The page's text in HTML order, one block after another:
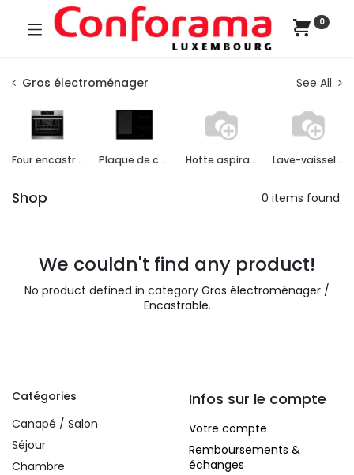
0
Gros électroménager See All
Four encastrable Plaque de cuisson encastrable Hotte aspirante encastrable Lave-vaisselle encastrable
Shop 0 items found.
We couldn't find any product!
No product defined in category Gros électroménager /
Encastrable.
Catégories
Canapé / Salon
Séjour
Chambre
Infos sur le compte
Votre compte
Remboursements &
échanges